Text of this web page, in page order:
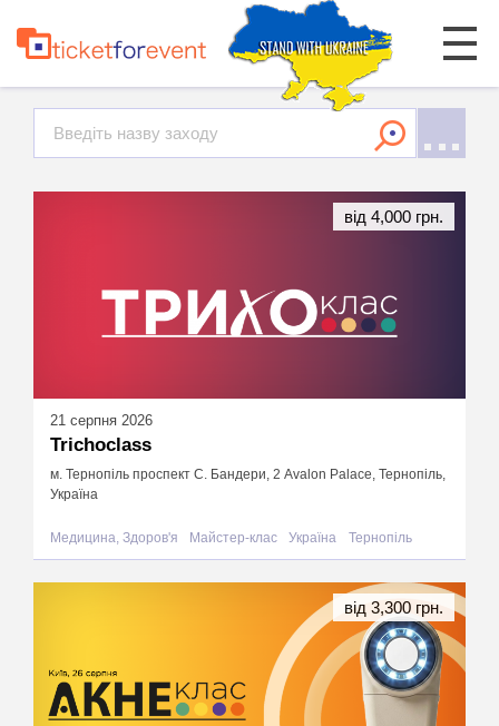
21 серпня 2026
Trichoclass
м. Тернопіль проспект С. Бандери, 2 Avalon Palace, Тернопіль,
Україна
Медицина, Здоров'я Майстер-клас Україна Тернопіль
від 4,000 грн.
від 3,300 грн.